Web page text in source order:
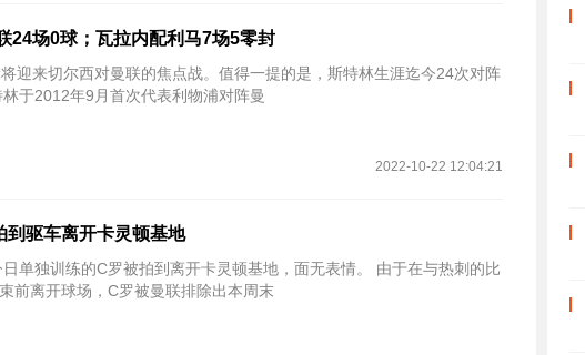
24场0球；瓦拉内配利马7场5零封
迎来切尔西对曼联的焦点战。值得一提的是，斯特林生涯迄今24次对阵
没有收获过进球。 斯特林于2012年9月首次代表利物浦对阵曼
2022-10-22 12:04:21
到驱车离开卡灵顿基地
练的C罗被拍到离开卡灵顿基地，面无表情。 由于在与热刺的比
前离开球场，C罗被曼联排除出本周末